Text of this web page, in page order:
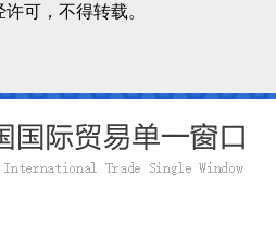
可，不得转载。